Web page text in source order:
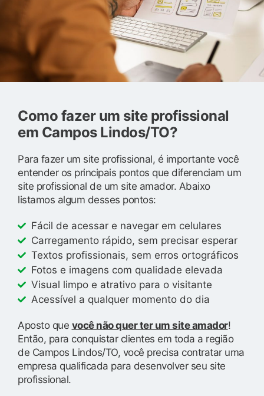
Como fazer um site profissional
em Campos Lindos/TO?
Para fazer um site profissional, é importante você
entender os principais pontos que diferenciam um
site profissional de um site amador. Abaixo
listamos algum desses pontos:
Fácil de acessar e navegar em celulares
Carregamento rápido, sem precisar esperar
Textos profissionais, sem erros ortográficos
Fotos e imagens com qualidade elevada
Visual limpo e atrativo para o visitante
Acessível a qualquer momento do dia
Aposto que você não quer ter um site amador!
Então, para conquistar clientes em toda a região
de Campos Lindos/TO, você precisa contratar uma
empresa qualificada para desenvolver seu site
profissional.